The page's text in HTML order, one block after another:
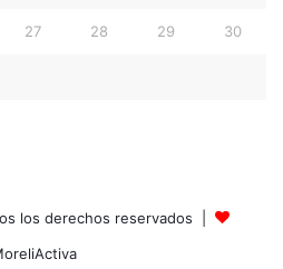
27 28 29 30
los derechos reservados |